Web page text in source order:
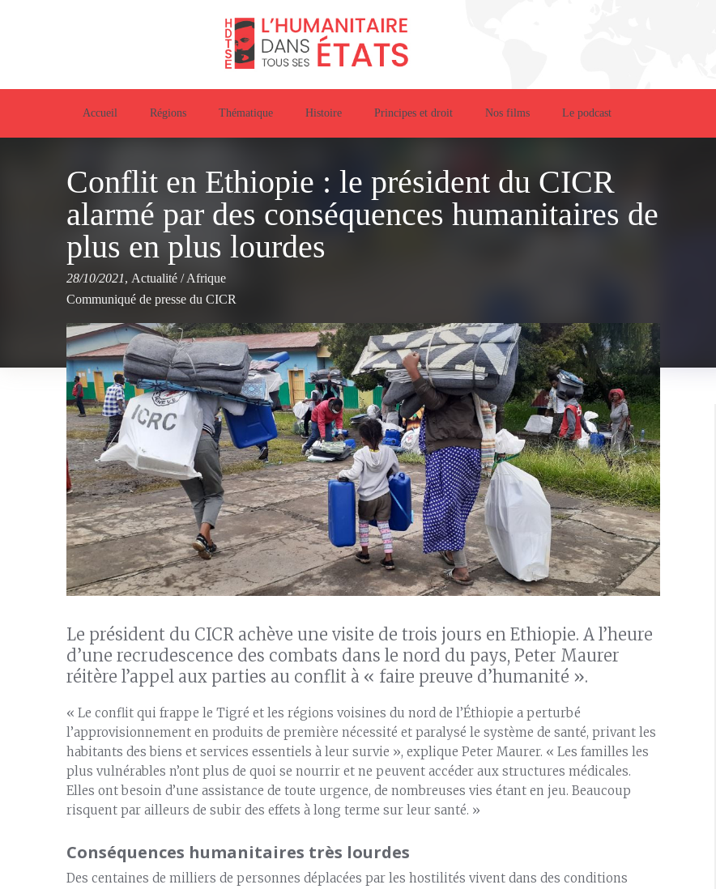
Accueil Régions Thématique Histoire Principes et droit Nos films Le podcast
Conflit en Ethiopie : le président du CICR
alarmé par des conséquences humanitaires de
plus en plus lourdes
28/10/2021, Actualité /Afrique
Communiqué de presse du CICR
Le président du CICR achève une visite de trois jours en Ethiopie. A l’heure
d’une recrudescence des combats dans le nord du pays, Peter Maurer
réitère l’appel aux parties au conflit à « faire preuve d’humanité ».
« Le conflit qui frappe le Tigré et les régions voisines du nord de l’Éthiopie a perturbé
l’approvisionnement en produits de première nécessité et paralysé le système de santé, privant les
habitants des biens et services essentiels à leur survie », explique Peter Maurer. « Les familles les
plus vulnérables n’ont plus de quoi se nourrir et ne peuvent accéder aux structures médicales.
Elles ont besoin d’une assistance de toute urgence, de nombreuses vies étant en jeu. Beaucoup
risquent par ailleurs de subir des effets à long terme sur leur santé. »
Conséquences humanitaires très lourdes
Des centaines de milliers de personnes déplacées par les hostilités vivent dans des conditions